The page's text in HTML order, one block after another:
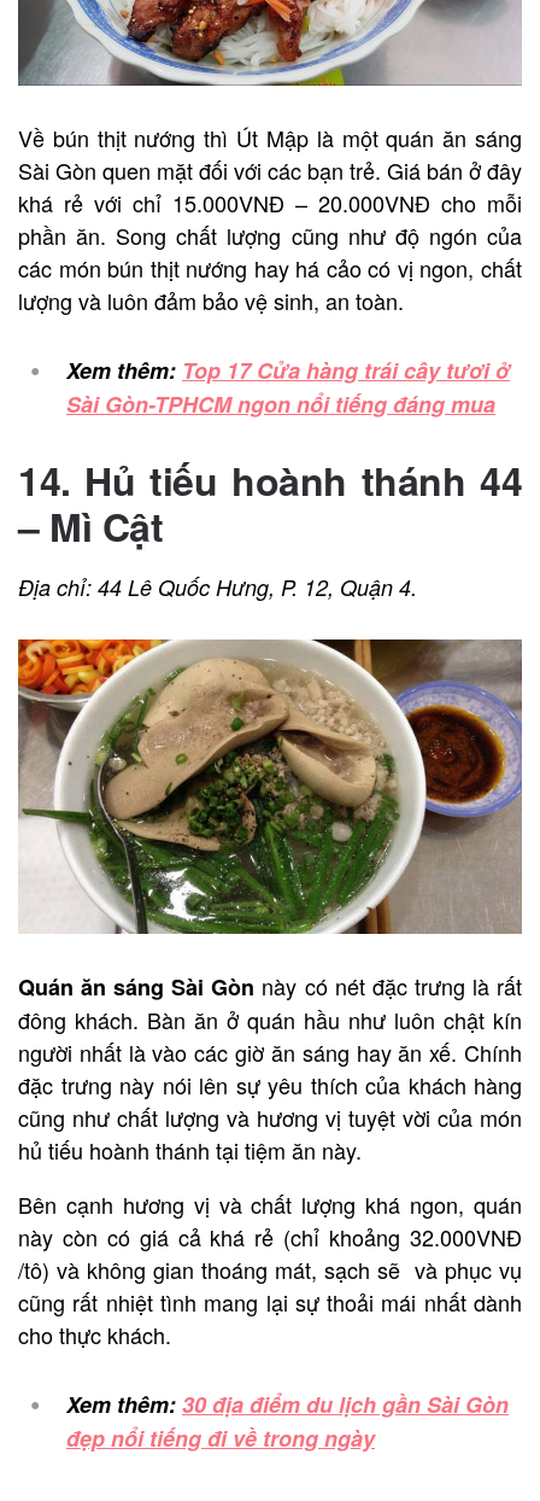
Về bún thịt nướng thì Út Mập là một quán ăn sáng
Sài Gòn quen mặt đối với các bạn trẻ. Giá bán ở đây
khá rẻ với chỉ 15.000VNĐ – 20.000VNĐ cho mỗi
phần ăn. Song chất lượng cũng như độ ngón của
các món bún thịt nướng hay há cảo có vị ngon, chất
lượng và luôn đảm bảo vệ sinh, an toàn.
Xem thêm: Top 17 Cửa hàng trái cây tươi ở
Sài Gòn-TPHCM ngon nổi tiếng đáng mua
14. Hủ tiếu hoành thánh 44
– Mì Cật
Địa chỉ: 44 Lê Quốc Hưng, P. 12, Quận 4.
Quán ăn sáng Sài Gòn này có nét đặc trưng là rất
đông khách. Bàn ăn ở quán hầu như luôn chật kín
người nhất là vào các giờ ăn sáng hay ăn xế. Chính
đặc trưng này nói lên sự yêu thích của khách hàng
cũng như chất lượng và hương vị tuyệt vời của món
hủ tiếu hoành thánh tại tiệm ăn này.
Bên cạnh hương vị và chất lượng khá ngon, quán
này còn có giá cả khá rẻ (chỉ khoảng 32.000VNĐ
/tô) và không gian thoáng mát, sạch sẽ và phục vụ
cũng rất nhiệt tình mang lại sự thoải mái nhất dành
cho thực khách.
Xem thêm:30 địa điểm du lịch gần Sài Gòn
đẹp nổi tiếng đi về trong ngày